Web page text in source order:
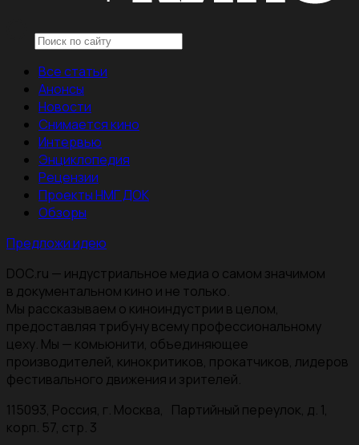
Все статьи
Анонсы
Новости
Снимается кино
Интервью
Энциклопедия
Рецензии
Проекты НМГ ДОК
Обзоры
Предложи идею
DOC.ru — индустриальное медиа о самом значимом
в документальном кино и не только.
Мы рассказываем о киноиндустрии в целом,
предоставляя трибуну всему профессиональному
цеху. Мы — комьюнити, объединяющее
производителей, кинокритиков, прокатчиков, лидеров
фестивального движения и зрителей.
115093, Россия, г. Москва, Партийный переулок, д. 1,
корп. 57, стр. 3